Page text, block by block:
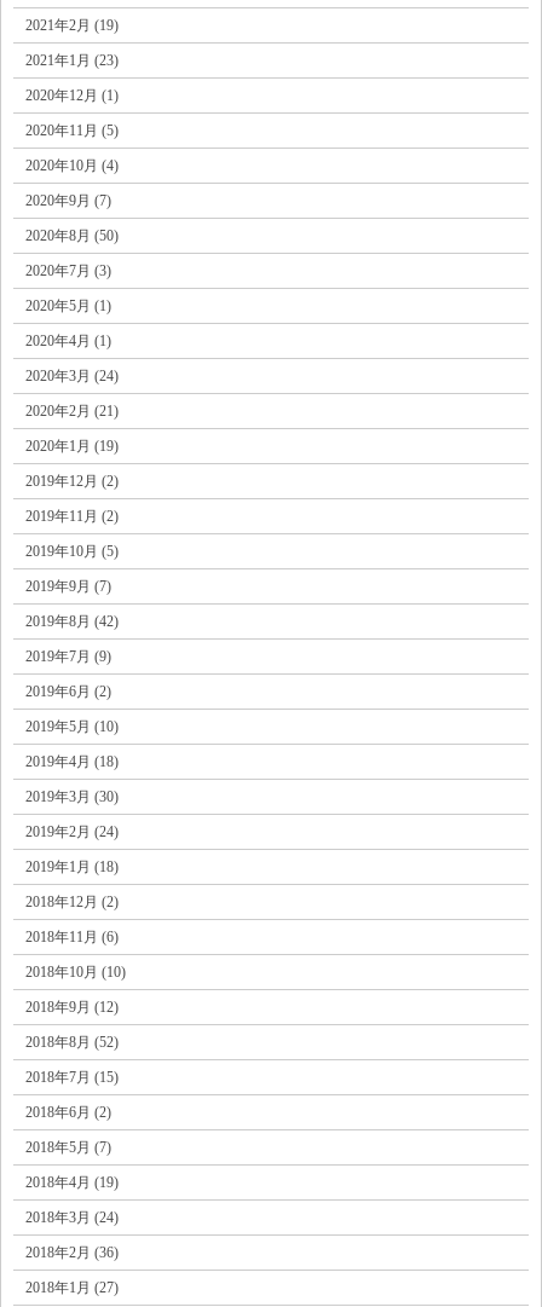
2021年2月 (19)
2021年1月 (23)
2020年12月 (1)
2020年11月 (5)
2020年10月 (4)
2020年9月 (7)
2020年8月 (50)
2020年7月 (3)
2020年5月 (1)
2020年4月 (1)
2020年3月 (24)
2020年2月 (21)
2020年1月 (19)
2019年12月 (2)
2019年11月 (2)
2019年10月 (5)
2019年9月 (7)
2019年8月 (42)
2019年7月 (9)
2019年6月 (2)
2019年5月 (10)
2019年4月 (18)
2019年3月 (30)
2019年2月 (24)
2019年1月 (18)
2018年12月 (2)
2018年11月 (6)
2018年10月 (10)
2018年9月 (12)
2018年8月 (52)
2018年7月 (15)
2018年6月 (2)
2018年5月 (7)
2018年4月 (19)
2018年3月 (24)
2018年2月 (36)
2018年1月 (27)